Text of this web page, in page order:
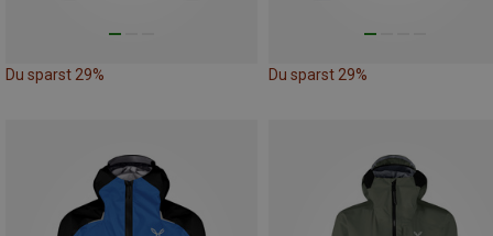
Du sparst 29% Du sparst 29%